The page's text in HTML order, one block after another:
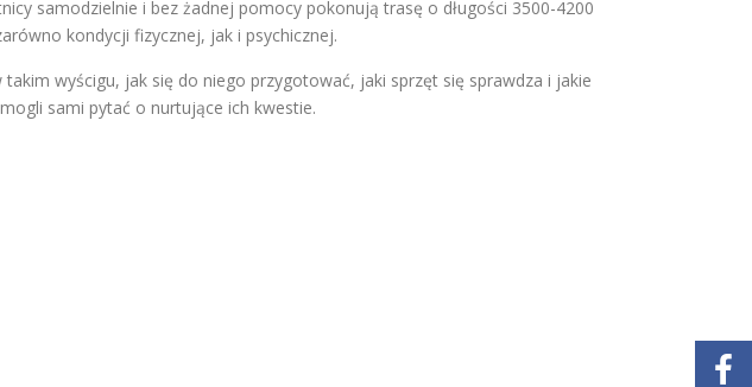
samodzielnie i bez żadnej pomocy pokonują trasę o długości 3500-4200
kondycji fizycznej, jak i psychicznej.
wyścigu, jak się do niego przygotować, jaki sprzęt się sprawdza i jakie
sami pytać o nurtujące ich kwestie.